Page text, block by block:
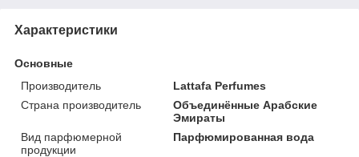
Характеристики
Основные
Производитель
Lattafa Perfumes
Страна производитель
Объединённые Арабские
Эмираты
Вид парфюмерной
продукции
Парфюмированная вода